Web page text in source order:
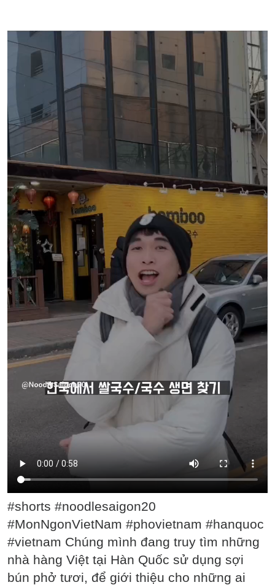
#shorts #noodlesaigon20
#MonNgonVietNam #phovietnam #hanquoc
#vietnam Chúng mình đang truy tìm những
nhà hàng Việt tại Hàn Quốc sử dụng sợi
bún phở tươi, để giới thiệu cho những ai